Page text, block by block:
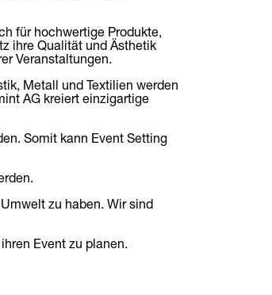
für hochwertige Produkte,
ihre Qualität und Ästhetik
Veranstaltungen.
Metall und Textilien werden
AG kreiert einzigartige
Somit kann Event Setting
zu haben. Wir sind
Event zu planen.